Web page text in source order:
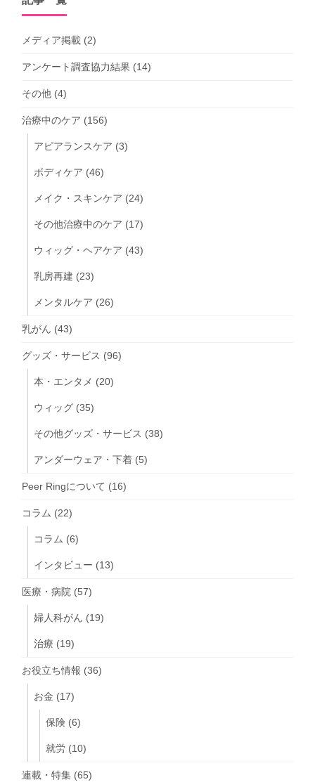
メディア掲載 (2)
アンケート調査協力結果 (14)
その他 (4)
治療中のケア (156)
アピアランスケア (3)
ボディケア (46)
メイク・スキンケア (24)
その他治療中のケア (17)
ウィッグ・ヘアケア (43)
乳房再建 (23)
メンタルケア (26)
乳がん (43)
グッズ・サービス (96)
本・エンタメ (20)
ウィッグ (35)
その他グッズ・サービス (38)
アンダーウェア・下着 (5)
Peer Ringについて (16)
コラム (22)
コラム (6)
インタビュー (13)
医療・病院 (57)
婦人科がん (19)
治療 (19)
お役立ち情報 (36)
お金 (17)
保険 (6)
就労 (10)
連載・特集 (65)